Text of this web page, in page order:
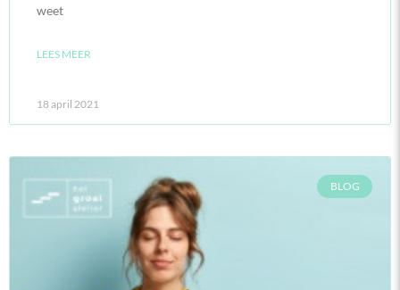
weet
LEES MEER
18 april 2021
BLOG